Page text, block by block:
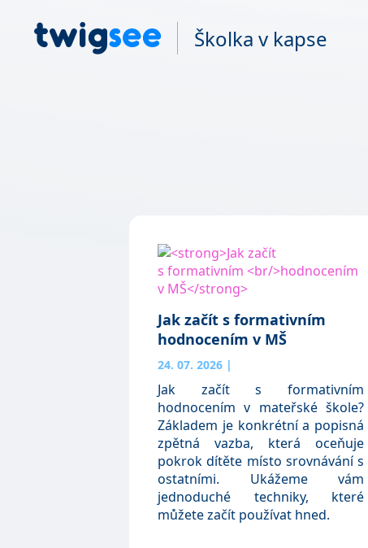
Školka v kapse
Jak začít s formativním
hodnocením v MŠ
24. 07. 2026 |
Jak začít s formativním
hodnocením v mateřské škole?
Základem je konkrétní a popisná
zpětná vazba, která oceňuje
pokrok dítěte místo srovnávání s
ostatními. Ukážeme vám
jednoduché techniky, které
můžete začít používat hned.